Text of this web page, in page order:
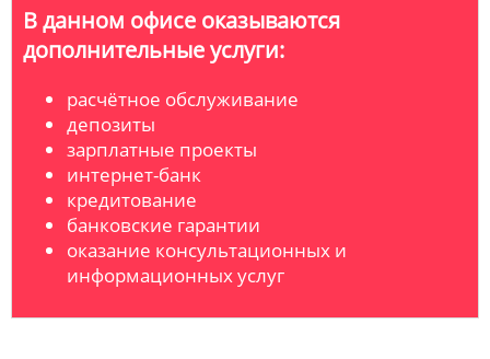
В данном офисе оказываются
дополнительные услуги:
расчётное обслуживание
депозиты
зарплатные проекты
интернет-банк
кредитование
банковские гарантии
оказание консультационных и
информационных услуг